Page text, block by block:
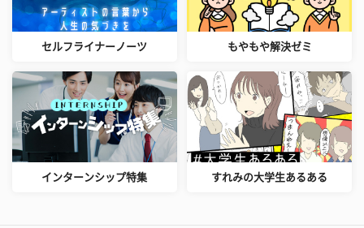
セルフライナーノーツ もやもや解決ゼミ
インターンシップ特集 すれみの大学生あるある